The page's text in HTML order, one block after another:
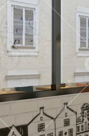
được thiết kế theo
gian đương đại...
Chi tiết